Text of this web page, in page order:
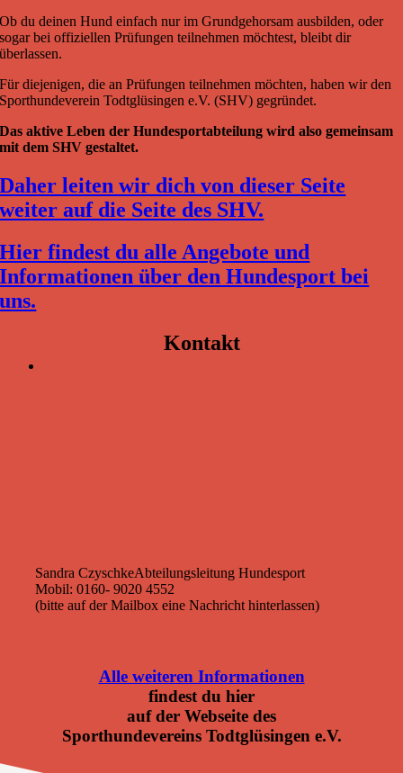
Ob du deinen Hund einfach nur im Grundgehorsam ausbilden, oder
sogar bei offiziellen Prüfungen teilnehmen möchtest, bleibt dir
überlassen.
Für diejenigen, die an Prüfungen teilnehmen möchten, haben wir den
Sporthundeverein Todtglüsingen e.V. (SHV) gegründet.
Das aktive Leben der Hundesportabteilung wird also gemeinsam
mit dem SHV gestaltet.
Daher leiten wir dich von dieser Seite
weiter auf die Seite des SHV.
Hier findest du alle Angebote und
Informationen über den Hundesport bei
uns.
Kontakt
Sandra CzyschkeAbteilungsleitung Hundesport
Mobil: 0160- 9020 4552
(bitte auf der Mailbox eine Nachricht hinterlassen)
Alle weiteren Informationen
findest du hier
auf der Webseite des
Sporthundevereins Todtglüsingen e.V.